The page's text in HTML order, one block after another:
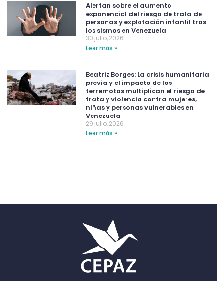
Alertan sobre el aumento
exponencial del riesgo de trata de
personas y explotación infantil tras
los sismos en Venezuela
30 julio, 2026
Leer más »
Beatriz Borges: La crisis humanitaria
previa y el impacto de los
terremotos multiplican el riesgo de
trata y violencia contra mujeres,
niñas y personas vulnerables en
Venezuela
29 julio, 2026
Leer más »